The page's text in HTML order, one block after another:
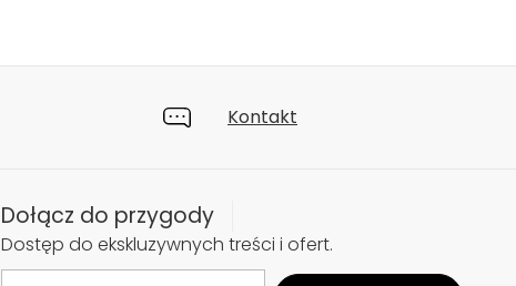
Kontakt
Dołącz do przygody
Dostęp do ekskluzywnych treści i ofert.